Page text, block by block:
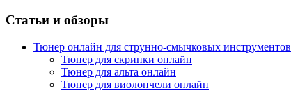
Статьи и обзоры
Тюнер онлайн для струнно-смычковых инструментов
Тюнер для скрипки онлайн
Тюнер для альта онлайн
Тюнер для виолончели онлайн